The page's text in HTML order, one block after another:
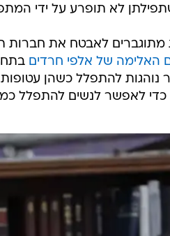
לא תופרע על ידי
לאבטח את חברות
האלימה של אלפי חרדים
נוהגות להתפלל כשהן
כדי לאפשר לנשים להתפלל